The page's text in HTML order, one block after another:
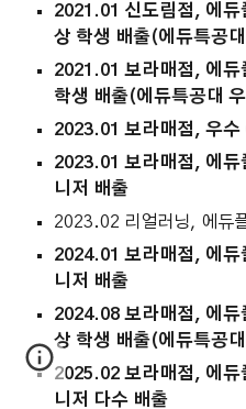
2021.01 신도림점, 에듀
상 학생 배출(에듀특공대
2021.01보라매 점, 에듀
학생 배출(에듀특공대
2023.01 보라매점,우수
2023.01 보라매점 , 에듀
니저 배출
2023.02 리얼러닝, 에듀
2024.01 보라매점, 에듀
니저 배출
2024.08 보라매점, 에듀
상 학생 배출(에듀특공
2025.02 보라매점, 에
니저 다수 배출